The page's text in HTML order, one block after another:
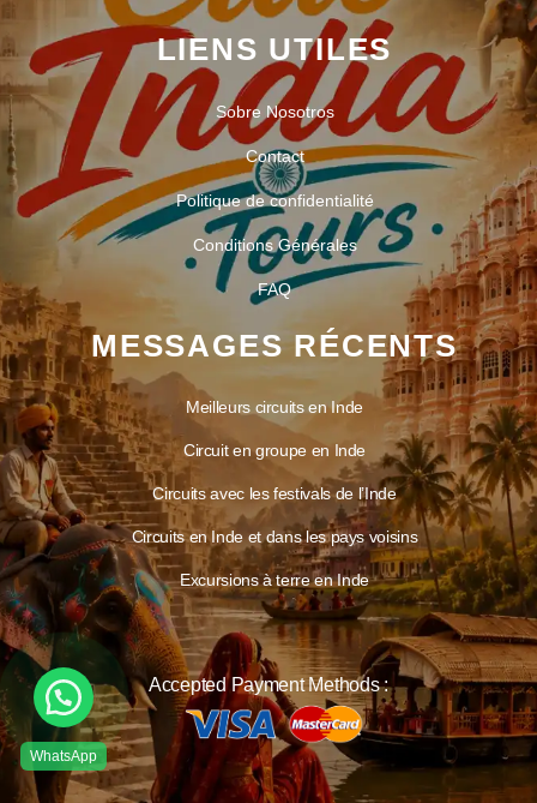
LIENS UTILES
Sobre Nosotros
Contact
Politique de confidentialité
Conditions Générales
FAQ
MESSAGES RÉCENTS
Meilleurs circuits en Inde
Circuit en groupe en Inde
Circuits avec les festivals de l’Inde
Circuits en Inde et dans les pays voisins
Excursions à terre en Inde
Accepted Payment Methods :